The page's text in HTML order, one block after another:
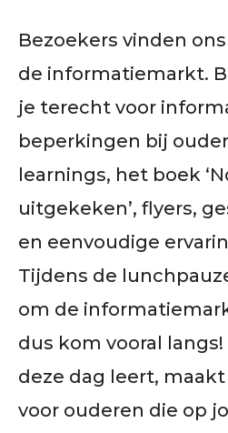
Bezoekers vinden
de informatiemarkt.
je terecht voor
beperkingen bij
learnings, het boek
uitgekeken’, flyers,
en eenvoudige
Tijdens de
om de
dus kom vooral
deze dag leert,
voor ouderen die op